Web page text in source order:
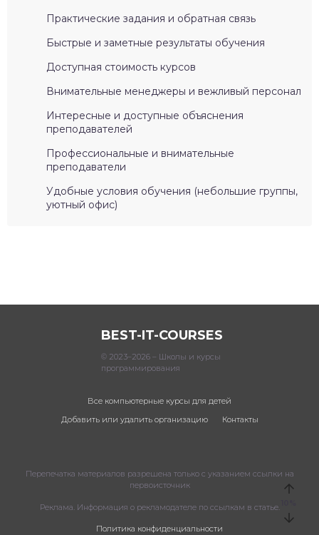
Практические задания и обратная связь
Быстрые и заметные результаты обучения
Доступная стоимость курсов
Внимательные менеджеры и вежливый персонал
Интересные и доступные объяснения
преподавателей
Профессиональные и внимательные
преподаватели
Удобные условия обучения (небольшие группы,
уютный офис)
BEST-IT-COURSES
© 2023–2026 – Школы и курсы
программирования
Все компьютерные курсы для детей
Добавить или удалить организацию
Контакты
Перепечатка материалов разрешена только с указанием ссылки на
первоисточник
Реклама. Информация о рекламодателе по ссылкам в статье.
Политика конфиденциальности